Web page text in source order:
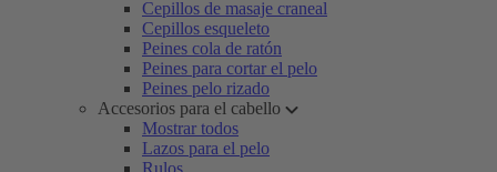
Cepillos de masaje craneal
Cepillos esqueleto
Peines cola de ratón
Peines para cortar el pelo
Peines pelo rizado
Accesorios para el cabello
Mostrar todos
Lazos para el pelo
Rulos